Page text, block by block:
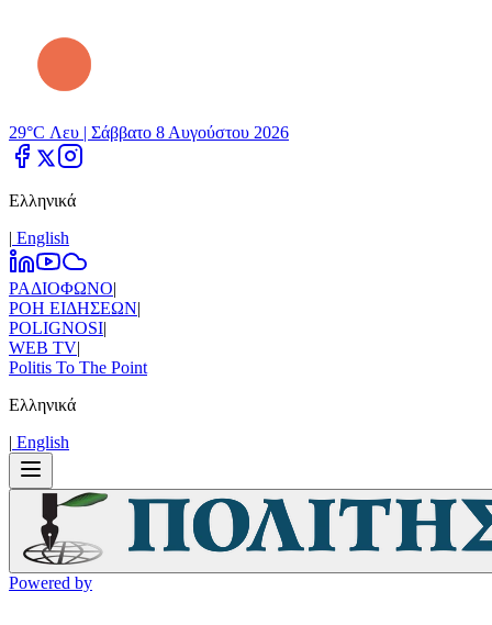
29°C Λευ | Σάββατο 8 Αυγούστου 2026
Ελληνικά
| Εnglish
ΡΑΔΙΟΦΩΝΟ|
ΡΟΗ ΕΙΔΗΣΕΩΝ|
POLIGNOSI|
WEB TV|
Politis To The Point
Ελληνικά
| Εnglish
Powered by